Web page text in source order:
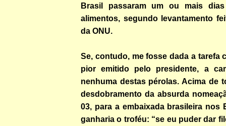
Brasil passaram um ou mais
alimentos, segundo levantamento
da ONU.
Se, contudo, me fosse dada a tarefa
pior emitido pelo presidente, a
nenhuma destas pérolas. Acima de
desdobramento da absurda
03, para a embaixada brasileira nos
ganharia o troféu: “se eu puder dar